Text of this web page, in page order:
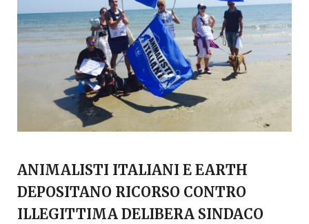
ANIMALISTI ITALIANI E EARTH
DEPOSITANO RICORSO CONTRO
ILLEGITTIMA DELIBERA SINDACO